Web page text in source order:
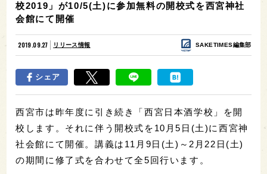
校2019」が10/5(土)に参加無料の開校式を西宮神社
会館にて開催
2019.09.27 リリース情報 SAKETIMES編集部
シェア
西宮市は昨年度に引き続き「西宮日本酒学校」を開
校します。それに伴う開校式を10月5日(土)に西宮神
社会館にて開催。講義は11月9日(土)～2月22日(土)
の期間に修了式を合わせて全5回行います。